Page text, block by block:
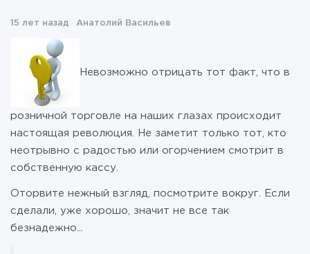
15 лет назад Анатолий Васильев
Невозможно отрицать тот факт, что в
розничной торговле на наших глазах происходит
настоящая революция. Не заметит только тот, кто
неотрывно с радостью или огорчением смотрит в
собственную кассу.
Оторвите нежный взгляд, посмотрите вокруг. Если
сделали, уже хорошо, значит не все так
безнадежно...